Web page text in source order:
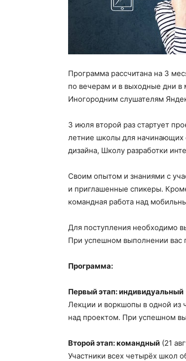
Программа рассчитана на 3
по вечерам и в выходные дни в
Иногородним слушателям
3 июля второй раз стартует
летние школы для
дизайна, Школу разработки
Своим опытом и знаниями с
и приглашенные спикеры.
командная работа над
Для поступления необходимо
При успешном выполнении вас
Программа:
Первый этап: индивидуальный
Лекции и воркшопы в одной из
над проектом. При успешном
Второй этап: командный (21
Участники всех четырёх школ